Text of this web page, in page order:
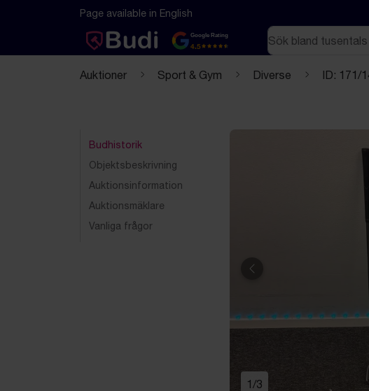
Hoppa till innehåll
Textbaserad (markdown) version av denna sida
Page available in English
Google Rating
4.5
Sök
Auktioner Sport & Gym Diverse ID: 171/
Budhistorik
Objektsbeskrivning
Auktionsinformation
Auktionsmäklare
Vanliga frågor
Föregående
1 /3